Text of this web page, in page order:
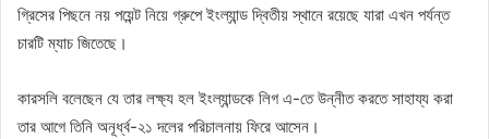
গ্রিসের পিছনে নয় পয়েন্ট নিয়ে গ্রুপে ইংল্যান্ড দ্বিতীয় স্থানে রয়েছে যারা এখন পর্যন্ত
চারটি ম্যাচ জিতেছে।
কারসলি বলেছেন যে তার লক্ষ্য হল ইংল্যান্ডকে লিগ এ-তে উন্নীত করতে সাহায্য করা
তার আগে তিনি অনূর্ধ্ব-২১ দলের পরিচালনায় ফিরে আসেন।